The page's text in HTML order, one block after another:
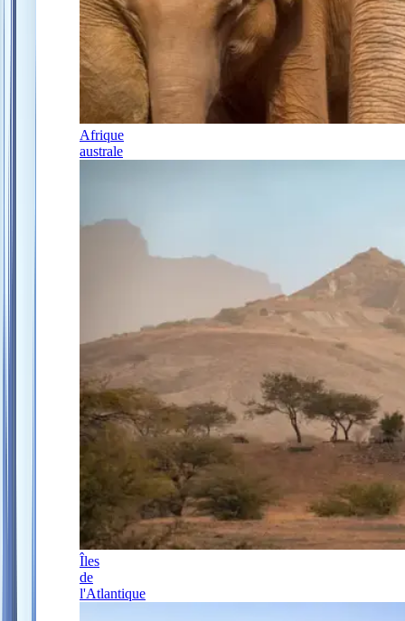
Afrique
australe
Îles
de
l'Atlantique